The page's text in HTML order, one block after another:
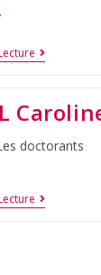
doctorants